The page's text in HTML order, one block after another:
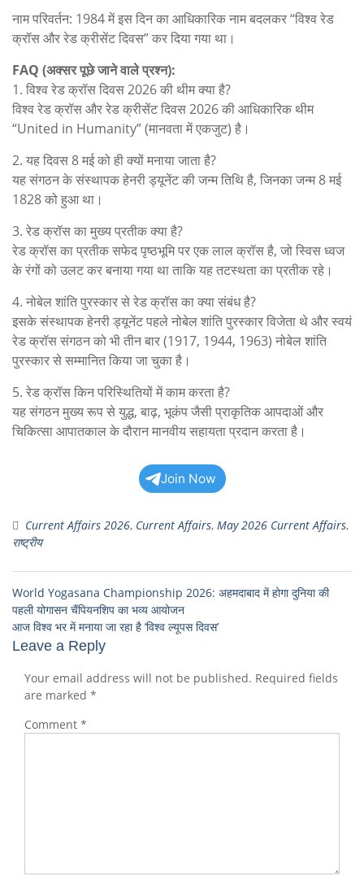
नाम परिवर्तन: 1984 में इस दिन का आधिकारिक नाम बदलकर “विश्व रेड
क्रॉस और रेड क्रीसेंट दिवस” कर दिया गया था।
FAQ (अक्सर पूछे जाने वाले प्रश्न):
1. विश्व रेड क्रॉस दिवस 2026 की थीम क्या है?
विश्व रेड क्रॉस और रेड क्रीसेंट दिवस 2026 की आधिकारिक थीम
“United in Humanity” (मानवता में एकजुट) है।
2. यह दिवस 8 मई को ही क्यों मनाया जाता है?
यह संगठन के संस्थापक हेनरी ड्यूनेंट की जन्म तिथि है, जिनका जन्म 8 मई
1828 को हुआ था।
3. रेड क्रॉस का मुख्य प्रतीक क्या है?
रेड क्रॉस का प्रतीक सफेद पृष्ठभूमि पर एक लाल क्रॉस है, जो स्विस ध्वज
के रंगों को उलट कर बनाया गया था ताकि यह तटस्थता का प्रतीक रहे।
4. नोबेल शांति पुरस्कार से रेड क्रॉस का क्या संबंध है?
इसके संस्थापक हेनरी ड्यूनेंट पहले नोबेल शांति पुरस्कार विजेता थे और स्वयं
रेड क्रॉस संगठन को भी तीन बार (1917, 1944, 1963) नोबेल शांति
पुरस्कार से सम्मानित किया जा चुका है।
5. रेड क्रॉस किन परिस्थितियों में काम करता है?
यह संगठन मुख्य रूप से युद्ध, बाढ़, भूकंप जैसी प्राकृतिक आपदाओं और
चिकित्सा आपातकाल के दौरान मानवीय सहायता प्रदान करता है।
Join Now
Current Affairs 2026, Current Affairs, May 2026 Current Affairs,
राष्ट्रीय
World Yogasana Championship 2026: अहमदाबाद में होगा दुनिया की
पहली योगासन चैंपियनशिप का भव्य आयोजन
आज विश्व भर में मनाया जा रहा है ‘विश्व ल्यूपस दिवस’
Leave a Reply
Your email address will not be published. Required fields
are marked *
Comment *